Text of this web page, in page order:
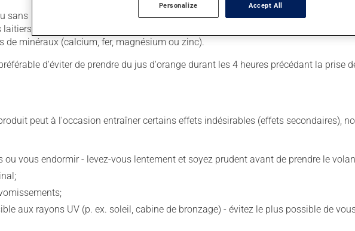
sans nourriture, sans égard aux repas ou aux collations. Il faut toutefois éviter de
De plus, ne prenez pas d'antiacide ou de multivitamine durant les 6 heures
de minéraux (calcium, fer, magnésium ou zinc).
d'éviter de prendre du jus d'orange durant les 4 heures précédant la prise
peut à l'occasion entraîner certains effets indésirables (effets secondaires),
vous endormir - levez-vous lentement et soyez prudent avant de prendre le
aux rayons UV (p. ex. soleil, cabine de bronzage) - évitez le plus possible de
Personalize Accept All